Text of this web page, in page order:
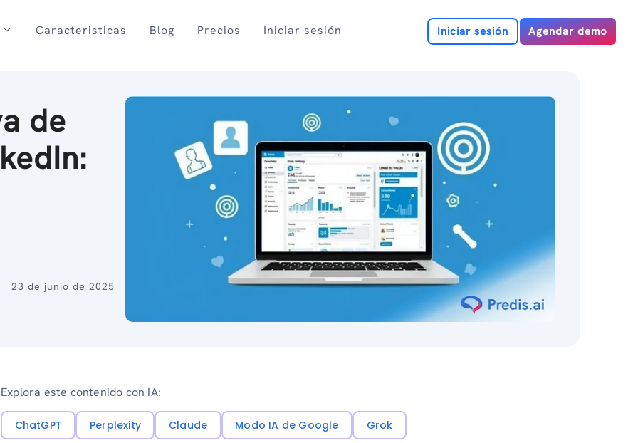
Caracteristicas Blog Precios Iniciar sesión Iniciar sesión Agendar demo
de
23 de junio de 2025
Explora este contenido con IA:
ChatGPT Perplexity Claude Modo IA de Google Grok